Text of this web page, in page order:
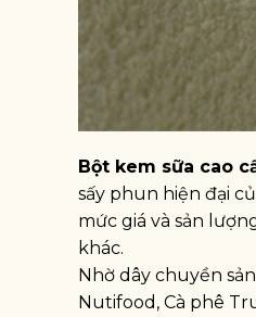
Bột kem sữa cao
sấy phun hiện đại
mức giá và sản
khác.
Nhờ dây chuyền
Nutifood, Cà phê